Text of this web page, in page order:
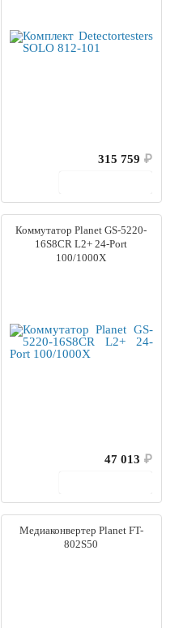
315 759 ₽
Коммутатор Planet GS-5220-
16S8CR L2+ 24-Port
100/1000X
47 013 ₽
Медиаконвертер Planet FT-
802S50